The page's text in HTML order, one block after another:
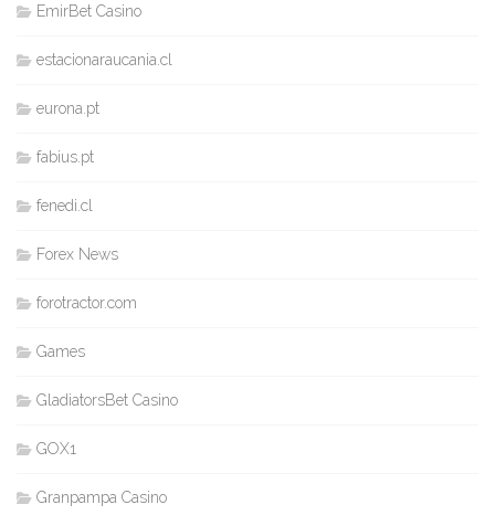
EmirBet Casino
estacionaraucania.cl
eurona.pt
fabius.pt
fenedi.cl
Forex News
forotractor.com
Games
GladiatorsBet Casino
GOX1
Granpampa Casino